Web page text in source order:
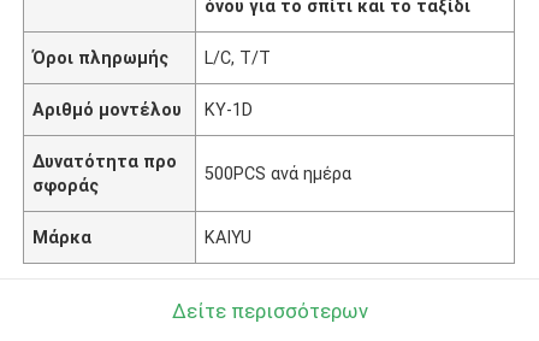
όνου για το σπίτι και το ταξίδι
Όροι πληρωμής L/C, T/T
Αριθμό μοντέλου KY-1D
Δυνατότητα προ
σφοράς
500PCS ανά ημέρα
Μάρκα KAIYU
Δείτε περισσότερων